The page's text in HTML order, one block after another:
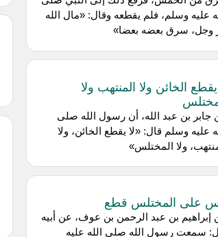
عليه وسلم، فلم يقطعه وقال: «مال الله
وجل، سرق بعضه بعضا»
يقطع الخائن ولا المنتهب ولا
جابر بن عبد الله، أن رسول الله صلى
عليه وسلم قال: «لا يقطع الخائن، ولا
ولا المختلس»
على المختلس قطع
إبراهيم بن عبد الرحمن بن عوف، عن أبيه
سمعت رسول الله صلى الله عليه